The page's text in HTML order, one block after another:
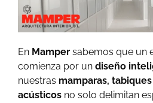
En Mamper sabemos que un
comienza por un diseño
nuestras mamparas,
acústicos no solo delimitan